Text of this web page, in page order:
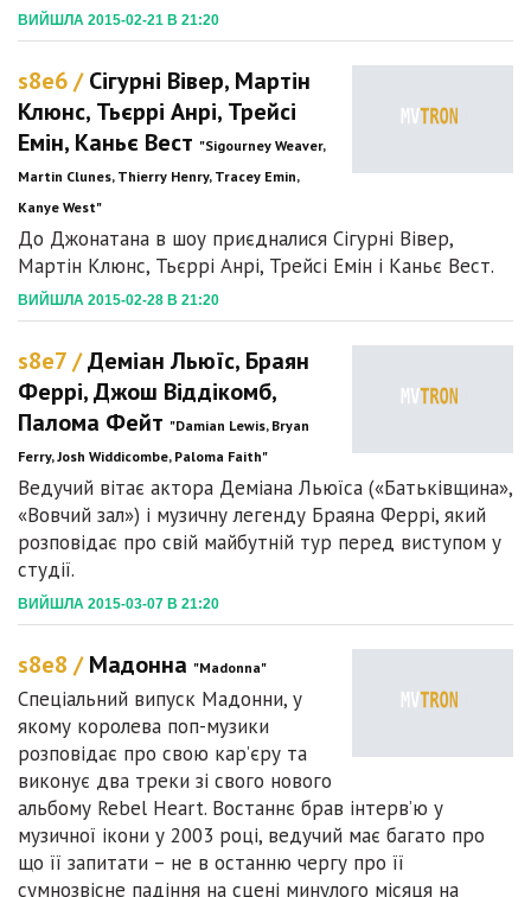
ВИЙШЛА 2015-02-21 В 21:20
s8e6 /Сігурні Вівер, Мартін
Клюнс, Тьєррі Анрі, Трейсі
Емін, Каньє Вест "Sigourney Weaver,
Martin Clunes, Thierry Henry, Tracey Emin,
Kanye West"
До Джонатана в шоу приєдналися Сігурні Вівер,
Мартін Клюнс, Тьєррі Анрі, Трейсі Емін і Каньє Вест.
ВИЙШЛА 2015-02-28 В 21:20
s8e7 /Деміан Льюїс, Браян
Феррі, Джош Віддікомб,
Палома Фейт "Damian Lewis, Bryan
Ferry, Josh Widdicombe, Paloma Faith"
Ведучий вітає актора Деміана Льюїса («Батьківщина»,
«Вовчий зал») і музичну легенду Браяна Феррі, який
розповідає про свій майбутній тур перед виступом у
студії.
ВИЙШЛА 2015-03-07 В 21:20
s8e8 /Мадонна "Madonna"
Спеціальний випуск Мадонни, у
якому королева поп-музики
розповідає про свою кар’єру та
виконує два треки зі свого нового
альбому Rebel Heart. Востаннє брав інтерв’ю у
музичної ікони у 2003 році, ведучий має багато про
що її запитати – не в останню чергу про її
сумнозвісне падіння на сцені минулого місяця на